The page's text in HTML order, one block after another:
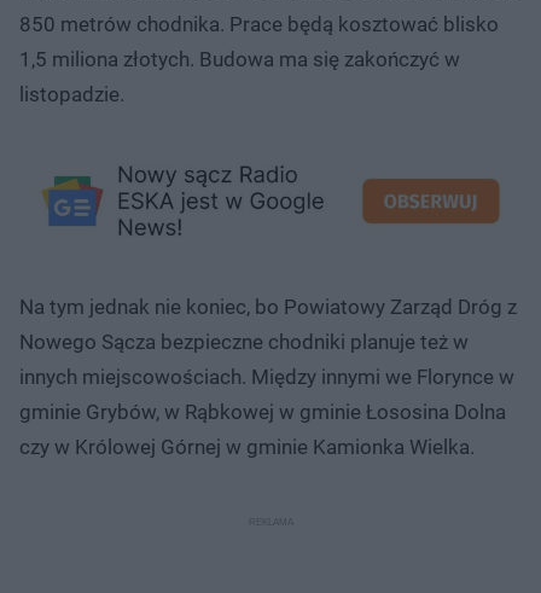
850 metrów chodnika. Prace będą kosztować blisko
1,5 miliona złotych. Budowa ma się zakończyć w
listopadzie.
Na tym jednak nie koniec, bo Powiatowy Zarząd Dróg z
Nowego Sącza bezpieczne chodniki planuje też w
innych miejscowościach. Między innymi we Florynce w
gminie Grybów, w Rąbkowej w gminie Łososina Dolna
czy w Królowej Górnej w gminie Kamionka Wielka.